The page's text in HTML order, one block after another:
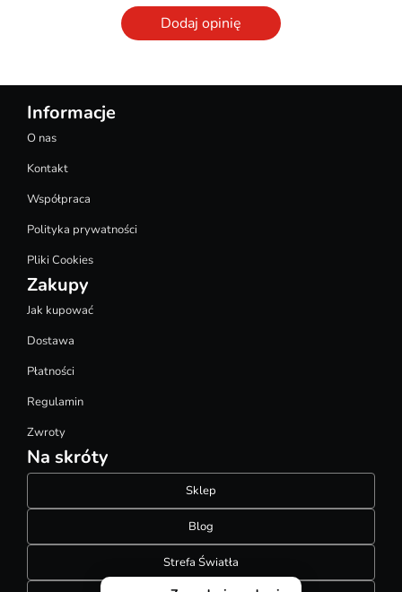
Dodaj opinię
Informacje
O nas
Kontakt
Współpraca
Polityka prywatności
Pliki Cookies
Zakupy
Jak kupować
Dostawa
Płatności
Regulamin
Zwroty
Na skróty
Sklep
Blog
Strefa Światła